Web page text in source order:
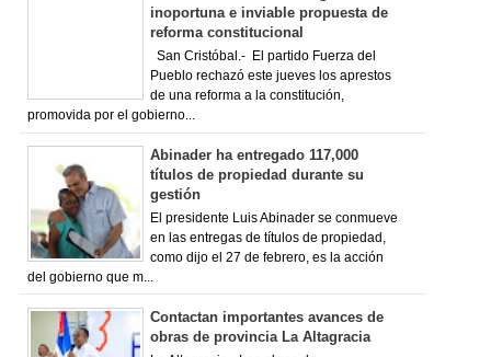
inoportuna e inviable propuesta de
reforma constitucional
San Cristóbal.- El partido Fuerza del
Pueblo rechazó este jueves los aprestos
de una reforma a la constitución,
promovida por el gobierno...
Abinader ha entregado 117,000
títulos de propiedad durante su
gestión
El presidente Luis Abinader se conmueve
en las entregas de títulos de propiedad,
como dijo el 27 de febrero, es la acción
del gobierno que m...
Contactan importantes avances de
obras de provincia La Altagracia